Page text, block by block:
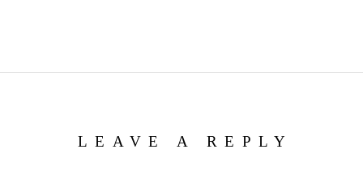
LEAVE A REPLY